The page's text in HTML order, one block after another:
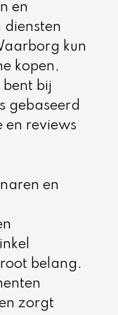
en
kun
kopen,
bij
gebaseerd
reviews
en
belang.
zorgt